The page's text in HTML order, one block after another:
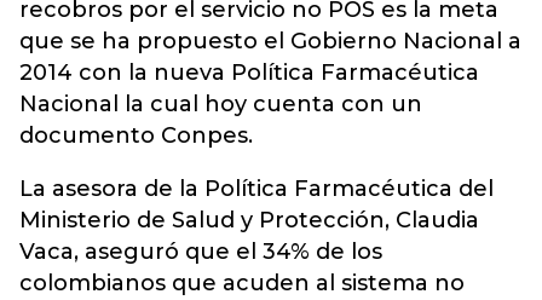
recobros por el servicio no POS es la meta
que se ha propuesto el Gobierno Nacional a
2014 con la nueva Política Farmacéutica
Nacional la cual hoy cuenta con un
documento Conpes.
La asesora de la Política Farmacéutica del
Ministerio de Salud y Protección, Claudia
Vaca, aseguró que el 34% de los
colombianos que acuden al sistema no